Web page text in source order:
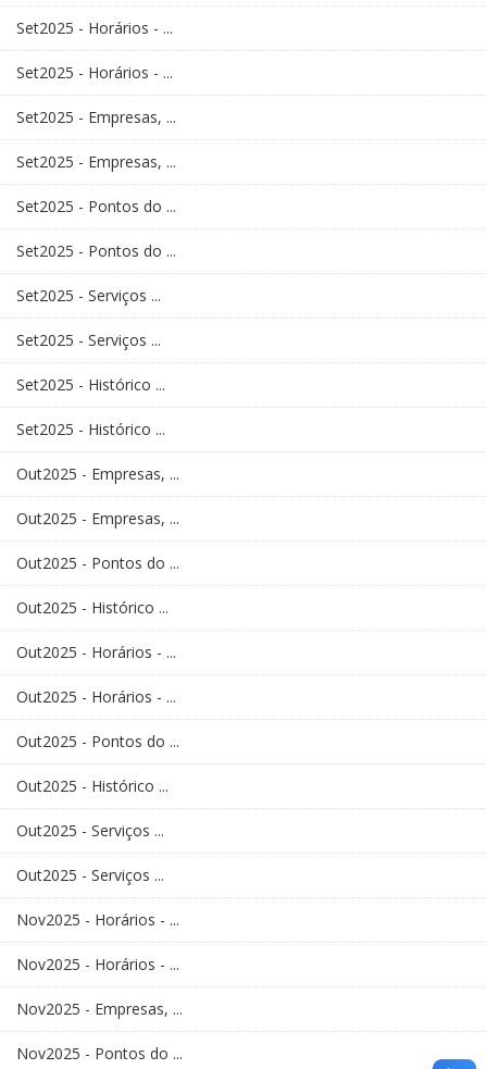
Set2025 - Horários - ...
Set2025 - Horários - ...
Set2025 - Empresas, ...
Set2025 - Empresas, ...
Set2025 - Pontos do ...
Set2025 - Pontos do ...
Set2025 - Serviços ...
Set2025 - Serviços ...
Set2025 - Histórico ...
Set2025 - Histórico ...
Out2025 - Empresas, ...
Out2025 - Empresas, ...
Out2025 - Pontos do ...
Out2025 - Histórico ...
Out2025 - Horários - ...
Out2025 - Horários - ...
Out2025 - Pontos do ...
Out2025 - Histórico ...
Out2025 - Serviços ...
Out2025 - Serviços ...
Nov2025 - Horários - ...
Nov2025 - Horários - ...
Nov2025 - Empresas, ...
Nov2025 - Pontos do ...